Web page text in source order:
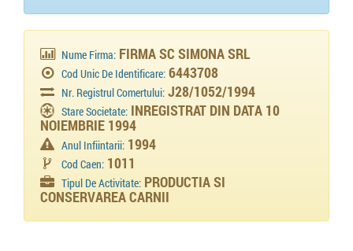
Nume Firma: FIRMA SC SIMONA SRL
Cod Unic De Identificare: 6443708
Nr. Registrul Comertului: J28/1052/1994
Stare Societate: INREGISTRAT DIN DATA 10
NOIEMBRIE 1994
Anul Infiintarii: 1994
Cod Caen: 1011
Tipul De Activitate: PRODUCTIA SI
CONSERVAREA CARNII